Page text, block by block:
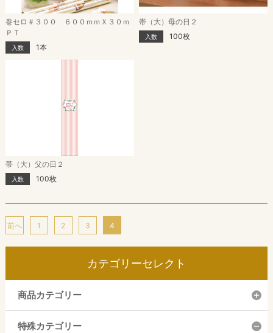
巻セロ＃３００ ６００ｍｍＸ３０ｍ
ＰＴ
入数 1本
帯（大）母の日２
入数 100枚
帯（大）父の日２
入数 100枚
前へ 1 2 3 4
カテゴリーセレクト
商品カテゴリー
特殊カテゴリー